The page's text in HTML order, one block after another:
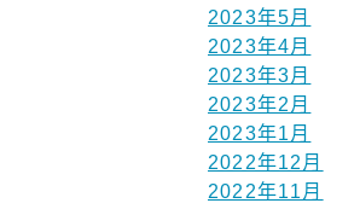
2023年5月
2023年4月
2023年3月
2023年2月
2023年1月
2022年12月
2022年11月